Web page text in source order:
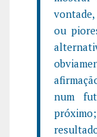
ou
num